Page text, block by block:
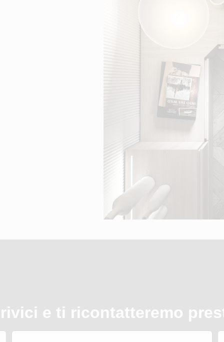
e ti ricontatteremo